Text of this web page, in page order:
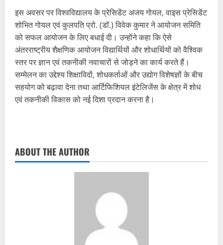
इस अवसर पर विश्वविद्यालय के प्रेसिडेंट अजय गोयल, वाइस प्रेसिडेंट
शोभित गोयल एवं कुलपति प्रो. (डॉ.) विवेक कुमार ने आयोजन समिति
को सफल आयोजन के लिए बधाई दी। उन्होंने कहा कि ऐसे
अंतरराष्ट्रीय शैक्षणिक आयोजन विद्यार्थियों और शोधार्थियों को वैश्विक
स्तर पर ज्ञान एवं तकनीकी नवाचारों से जोड़ने का कार्य करते हैं।
सम्मेलन का उद्देश्य शिक्षाविदों, शोधकर्ताओं और उद्योग विशेषज्ञों के बीच
सहयोग को बढ़ावा देना तथा आर्टिफिशियल इंटेलिजेंस के क्षेत्र में शोध
एवं तकनीकी विकास को नई दिशा प्रदान करना है।
ABOUT THE AUTHOR